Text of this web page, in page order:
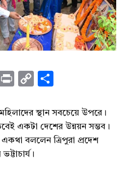
EmailPrintCopy
স্থান সবচেয়ে উপরে।
একটা দেশের উন্নয়ন সম্ভব।
বললেন ত্রিপুরা প্রদেশ